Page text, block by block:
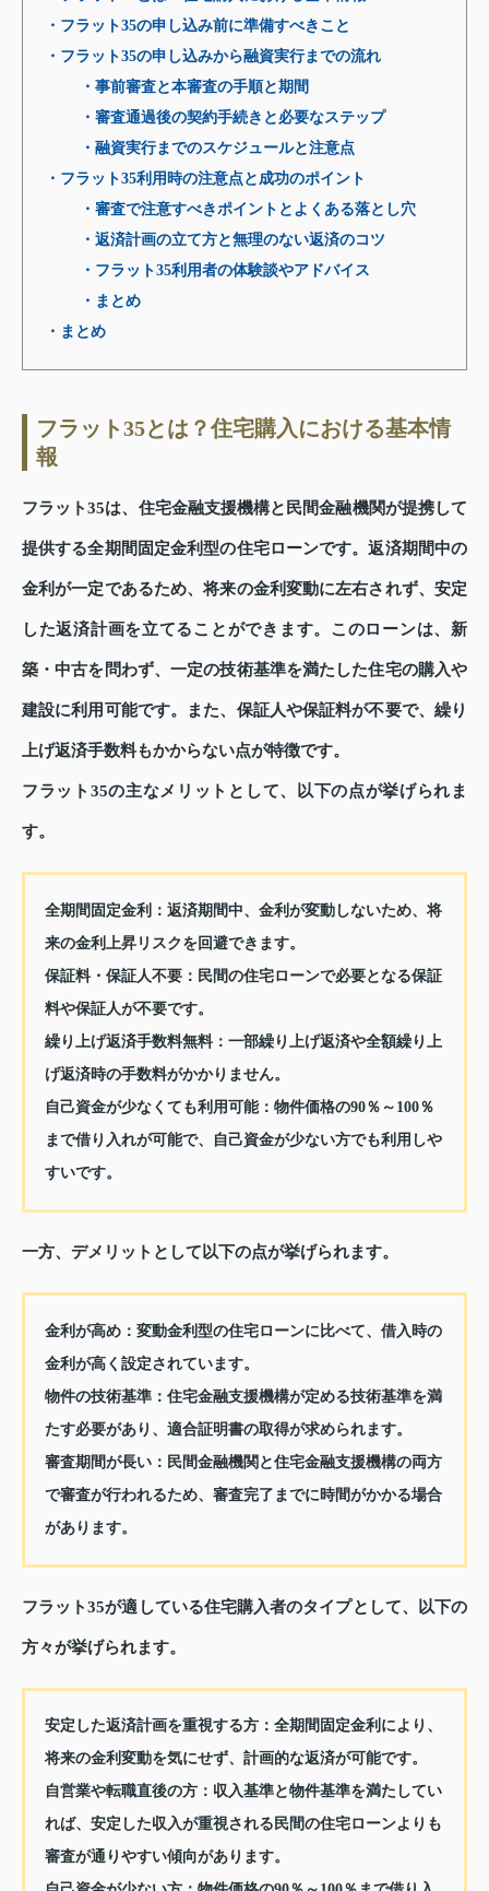
・フラット35の申し込み前に準備すべきこと
・フラット35の申し込みから融資実行までの流れ
・事前審査と本審査の手順と期間
・審査通過後の契約手続きと必要なステップ
・融資実行までのスケジュールと注意点
・フラット35利用時の注意点と成功のポイント
・審査で注意すべきポイントとよくある落とし穴
・返済計画の立て方と無理のない返済のコツ
・フラット35利用者の体験談やアドバイス
・まとめ
・まとめ
フラット35とは？住宅購入における基本情
報
フラット35は、住宅金融支援機構と民間金融機関が提携して
提供する全期間固定金利型の住宅ローンです。返済期間中の
金利が一定であるため、将来の金利変動に左右されず、安定
した返済計画を立てることができます。このローンは、新
築・中古を問わず、一定の技術基準を満たした住宅の購入や
建設に利用可能です。また、保証人や保証料が不要で、繰り
上げ返済手数料もかからない点が特徴です。
フラット35の主なメリットとして、以下の点が挙げられま
す。
全期間固定金利：返済期間中、金利が変動しないため、将
来の金利上昇リスクを回避できます。
保証料・保証人不要：民間の住宅ローンで必要となる保証
料や保証人が不要です。
繰り上げ返済手数料無料：一部繰り上げ返済や全額繰り上
げ返済時の手数料がかかりません。
自己資金が少なくても利用可能：物件価格の90％～100％
まで借り入れが可能で、自己資金が少ない方でも利用しや
すいです。
一方、デメリットとして以下の点が挙げられます。
金利が高め：変動金利型の住宅ローンに比べて、借入時の
金利が高く設定されています。
物件の技術基準：住宅金融支援機構が定める技術基準を満
たす必要があり、適合証明書の取得が求められます。
審査期間が長い：民間金融機関と住宅金融支援機構の両方
で審査が行われるため、審査完了までに時間がかかる場合
があります。
フラット35が適している住宅購入者のタイプとして、以下の
方々が挙げられます。
安定した返済計画を重視する方：全期間固定金利により、
将来の金利変動を気にせず、計画的な返済が可能です。
自営業や転職直後の方：収入基準と物件基準を満たしてい
れば、安定した収入が重視される民間の住宅ローンよりも
審査が通りやすい傾向があります。